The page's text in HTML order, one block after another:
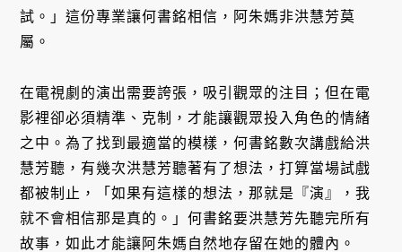
試。」這份專業讓何書銘相信，阿朱媽非洪慧芳莫
屬。
在電視劇的演出需要誇張，吸引觀眾的注目；但在電
影裡卻必須精準、克制，才能讓觀眾投入角色的情緒
之中。為了找到最適當的模樣，何書銘數次講戲給洪
慧芳聽，有幾次洪慧芳聽著有了想法，打算當場試戲
都被制止，「如果有這樣的想法，那就是『演』，我
就不會相信那是真的。」何書銘要洪慧芳先聽完所有
故事，如此才能讓阿朱媽自然地存留在她的體內。